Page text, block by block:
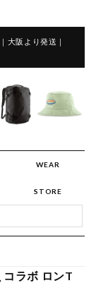
大阪より発送｜
WEAR
STORE
コラボ ロンT